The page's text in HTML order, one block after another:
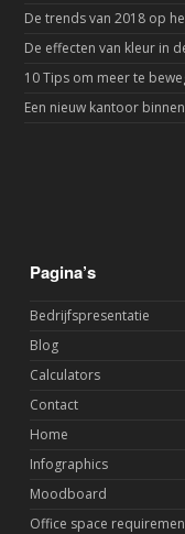
De trends van 2018 op
De effecten van kleur in
10 Tips om meer te
Een nieuw kantoor
Pagina’s
Bedrijfspresentatie
Blog
Calculators
Contact
Home
Infographics
Moodboard
Office space